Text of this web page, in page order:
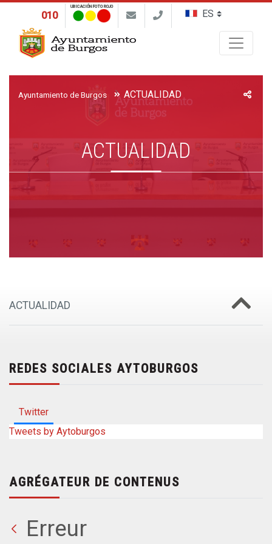
010
UBICACIÓN FOTO ROJO
Ayuntamiento de Burgos ACTUALIDAD
ACTUALIDAD
ACTUALIDAD
REDES SOCIALES AYTOBURGOS
Twitter
Tweets by Aytoburgos
AGRÉGATEUR DE CONTENUS
Erreur